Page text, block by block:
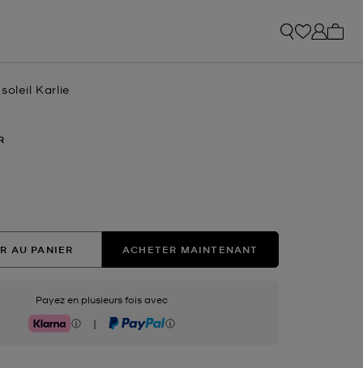
Karlie
AU PANIER ACHETER MAINTENANT
Payez en plusieurs fois avec
Klarna | PayPal